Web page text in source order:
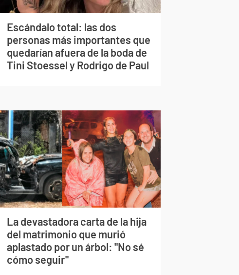
Escándalo total: las dos
personas más importantes que
quedarían afuera de la boda de
Tini Stoessel y Rodrigo de Paul
La devastadora carta de la hija
del matrimonio que murió
aplastado por un árbol: "No sé
cómo seguir"